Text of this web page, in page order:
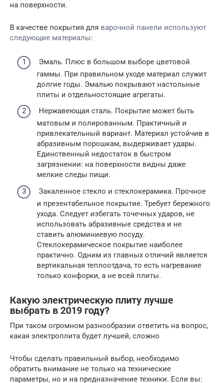
на поверхности.
В качестве покрытия для варочной панели используют
следующие материалы:
Эмаль. Плюс в большом выборе цветовой
гаммы. При правильном уходе материал служит
долгие годы. Эмалью покрывают настольные
плиты и отдельностоящие агрегаты.
Нержавеющая сталь. Покрытие может быть
матовым и полированным. Практичный и
привлекательный вариант. Материал устойчив в
абразивным порошкам, выдерживает удары.
Единственный недостаток в быстром
загрязнении: на поверхности видны даже
мелкие следы пищи.
Закаленное стекло и стеклокерамика. Прочное
и презентабельное покрытие. Требует бережного
ухода. Следует избегать точечных ударов, не
использовать абразивные средства и не
ставить алюминиевую посуду.
Стеклокерамическое покрытие наиболее
практично. Одним из главных отличий является
вертикальная теплоотдача, то есть нагревание
только конфорки, а не всей плиты.
Какую электрическую плиту лучше
выбрать в 2019 году?
При таком огромном разнообразии ответить на вопрос,
какая электроплита будет лучшей, сложно
Чтобы сделать правильный выбор, необходимо
обратить внимание не только на технические
параметры, но и на предназначение техники. Если вы: